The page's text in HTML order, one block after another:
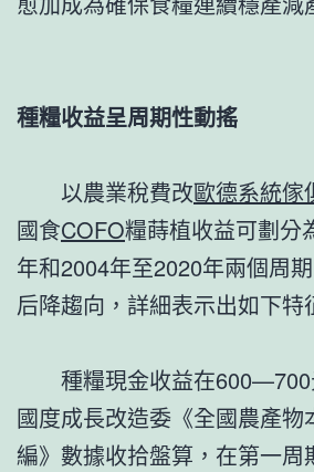
種糧收益呈周期性動搖
以農業稅費改歐德系統傢
國食COFO糧蒔植收益可劃分
年和2004年至2020年兩個周
后降趨向，詳細表示出如下特
種糧現金收益在
國度成長改造委《全國農產物
編》數據收拾盤算，在第一周